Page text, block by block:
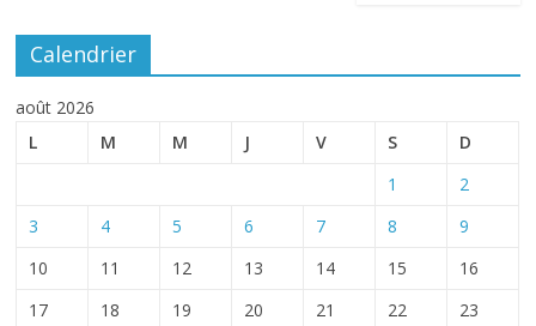
Calendrier
août 2026
L
M M J V S D
1
2
3
4 5 6 7 8
9
10
11 12 13 14 15
16
17
18 19 20 21 22
23